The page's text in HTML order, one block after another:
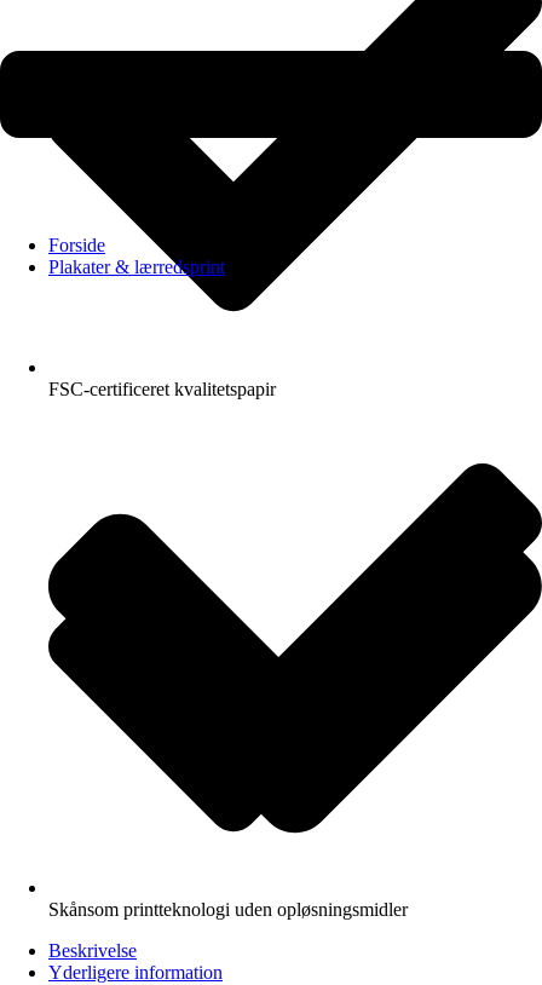
Forside
Plakater & lærredsprint
FSC-certificeret kvalitetspapir
Skånsom printteknologi uden opløsningsmidler
Beskrivelse
Yderligere information